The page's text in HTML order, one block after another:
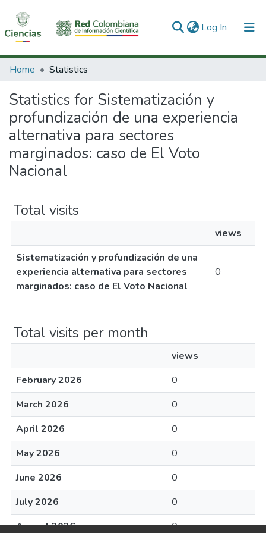
Log In (current)
Communities & Collections
All of DSpace
Home Statistics
Statistics for Sistematización y
profundización de una experiencia
alternativa para sectores
marginados: caso de El Voto
Nacional
Total visits
views
Sistematización y profundización de una
experiencia alternativa para sectores
marginados: caso de El Voto Nacional
0
Total visits per month
views
February 2026
0
March 2026
0
April 2026
0
May 2026
0
June 2026
0
July 2026
0
August 2026
0